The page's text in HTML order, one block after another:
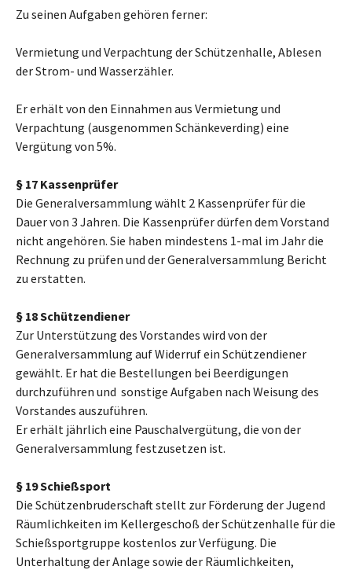
Zu seinen Aufgaben gehören ferner:
Vermietung und Verpachtung der Schützenhalle, Ablesen
der Strom- und Wasserzähler.
Er erhält von den Einnahmen aus Vermietung und
Verpachtung (ausgenommen Schänkeverding) eine
Vergütung von 5%.
§ 17 Kassenprüfer
Die Generalversammlung wählt 2 Kassenprüfer für die
Dauer von 3 Jahren. Die Kassenprüfer dürfen dem Vorstand
nicht angehören. Sie haben mindestens 1-mal im Jahr die
Rechnung zu prüfen und der Generalversammlung Bericht
zu erstatten.
§ 18 Schützendiener
Zur Unterstützung des Vorstandes wird von der
Generalversammlung auf Widerruf ein Schützendiener
gewählt. Er hat die Bestellungen bei Beerdigungen
durchzuführen und sonstige Aufgaben nach Weisung des
Vorstandes auszuführen.
Er erhält jährlich eine Pauschalvergütung, die von der
Generalversammlung festzusetzen ist.
§ 19 Schießsport
Die Schützenbruderschaft stellt zur Förderung der Jugend
Räumlichkeiten im Kellergeschoß der Schützenhalle für die
Schießsportgruppe kostenlos zur Verfügung. Die
Unterhaltung der Anlage sowie der Räumlichkeiten,